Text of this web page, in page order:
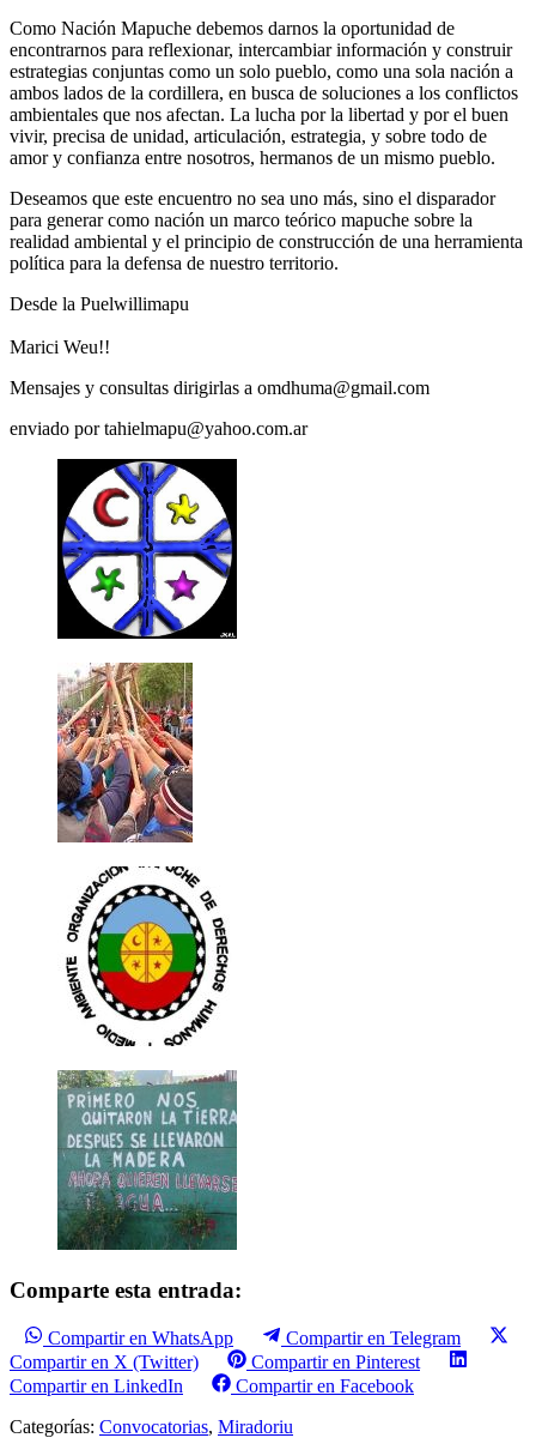
Como Nación Mapuche debemos darnos la oportunidad de
encontrarnos para reflexionar, intercambiar información y construir
estrategias conjuntas como un solo pueblo, como una sola nación a
ambos lados de la cordillera, en busca de soluciones a los conflictos
ambientales que nos afectan. La lucha por la libertad y por el buen
vivir, precisa de unidad, articulación, estrategia, y sobre todo de
amor y confianza entre nosotros, hermanos de un mismo pueblo.
Deseamos que este encuentro no sea uno más, sino el disparador
para generar como nación un marco teórico mapuche sobre la
realidad ambiental y el principio de construcción de una herramienta
política para la defensa de nuestro territorio.
Desde la Puelwillimapu
Marici Weu!!
Mensajes y consultas dirigirlas a omdhuma@gmail.com
enviado por tahielmapu@yahoo.com.ar
Comparte esta entrada:
Compartir en WhatsApp
Compartir en Telegram
Compartir en X (Twitter)
Compartir en Pinterest
Compartir en LinkedIn
Compartir en Facebook
Categorías: Convocatorias, Miradoriu